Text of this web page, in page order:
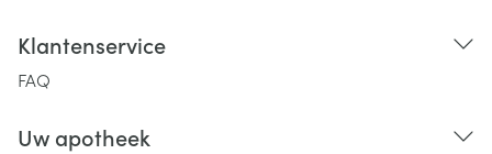
Klantenservice
FAQ
Uw apotheek